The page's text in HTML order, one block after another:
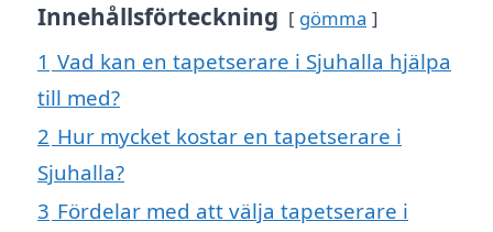
Innehållsförteckning gömma
1 Vad kan en tapetserare i Sjuhalla hjälpa
till med?
2 Hur mycket kostar en tapetserare i
Sjuhalla?
3 Fördelar med att välja tapetserare i